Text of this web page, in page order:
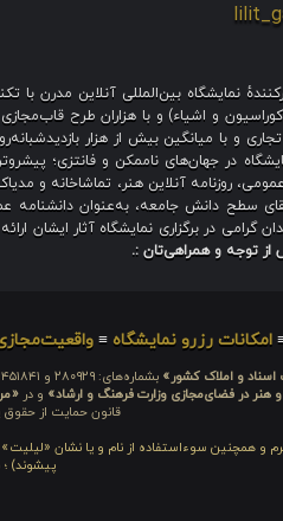
نمایشگاه بین‌المللی آنلاین
و اشیاء) و با هزاران طرح قاب‌مجازی
هنری و تجاری و با میانگین بیش از
در جهان‌های ناممکن و فانتزی؛
روزنامه آنلاین هنر، تماشاخانه و
سطح دانش جامعه، به‌عنوان دانشنامه
گرامی در برگزاری نمایشگاه آثار ایشان
توجه و همراهی‌تان :.
امکانات رزرو نمایشگاه ≡
و املاک کشور» بشماره‌های: ۲۸۰۹۲۹ و ۴۵۱۸۴۱ ، به ثبت رسیده است و در
هنر در فضای‌مجازی وزارت فرهنگ و ارشاد» و در
قانون حمایت از حقوق
و همچنین سوءاستفاده از نام و یا نشان
پیشوند)